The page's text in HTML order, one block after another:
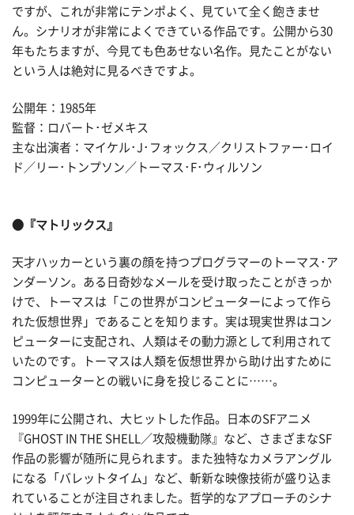
ですが、これが非常にテンポよく、見ていて全く飽きませ
ん。シナリオが非常によくできている作品です。公開から30
年もたちますが、今見ても色あせない名作。見たことがない
という人は絶対に見るべきですよ。
公開年：1985年
監督：ロバート･ゼメキス
主な出演者：マイケル･J･フォックス／クリストファー･ロイ
ド／リー･トンプソン／トーマス･F･ウィルソン
●『マトリックス』
天才ハッカーという裏の顔を持つプログラマーのトーマス･ア
ンダーソン。ある日奇妙なメールを受け取ったことがきっか
けで、トーマスは「この世界がコンピューターによって作ら
れた仮想世界」であることを知ります。実は現実世界はコン
ピューターに支配され、人類はその動力源として利用されて
いたのです。トーマスは人類を仮想世界から助け出すために
コンピューターとの戦いに身を投じることに……。
1999年に公開され、大ヒットした作品。日本のSFアニメ
『GHOST IN THE SHELL／攻殻機動隊』など、さまざまなSF
作品の影響が随所に見られます。また独特なカメラアングル
になる「バレットタイム」など、斬新な映像技術が盛り込ま
れていることが注目されました。哲学的なアプローチのシナ